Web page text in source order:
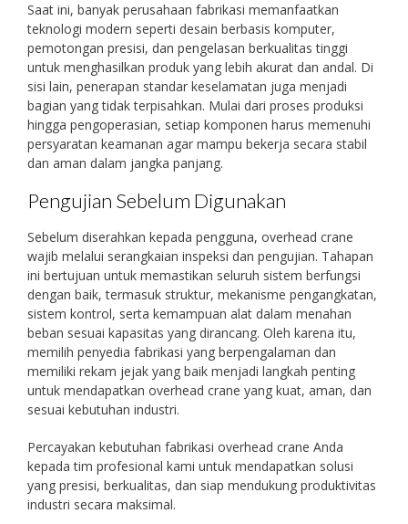
Saat ini, banyak perusahaan fabrikasi memanfaatkan
teknologi modern seperti desain berbasis komputer,
pemotongan presisi, dan pengelasan berkualitas tinggi
untuk menghasilkan produk yang lebih akurat dan andal. Di
sisi lain, penerapan standar keselamatan juga menjadi
bagian yang tidak terpisahkan. Mulai dari proses produksi
hingga pengoperasian, setiap komponen harus memenuhi
persyaratan keamanan agar mampu bekerja secara stabil
dan aman dalam jangka panjang.
Pengujian Sebelum Digunakan
Sebelum diserahkan kepada pengguna, overhead crane
wajib melalui serangkaian inspeksi dan pengujian. Tahapan
ini bertujuan untuk memastikan seluruh sistem berfungsi
dengan baik, termasuk struktur, mekanisme pengangkatan,
sistem kontrol, serta kemampuan alat dalam menahan
beban sesuai kapasitas yang dirancang. Oleh karena itu,
memilih penyedia fabrikasi yang berpengalaman dan
memiliki rekam jejak yang baik menjadi langkah penting
untuk mendapatkan overhead crane yang kuat, aman, dan
sesuai kebutuhan industri.
Percayakan kebutuhan fabrikasi overhead crane Anda
kepada tim profesional kami untuk mendapatkan solusi
yang presisi, berkualitas, dan siap mendukung produktivitas
industri secara maksimal.